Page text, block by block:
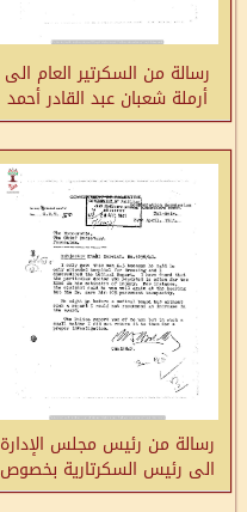
رسالة من السكرتير العام الى
أرملة شعبان عبد القادر أحمد
بخصوص طلب التعويض
رسالة من رئيس مجلس الإدارة
الى رئيس السكرتارية بخصوص
قضية تعويض خليل درويش